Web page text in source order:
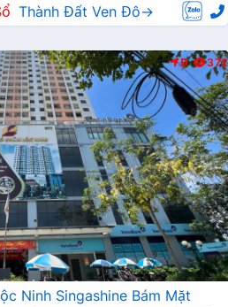
Thành Đất Ven Đô→
Đ 372
Ninh Singashine Bám Mặt